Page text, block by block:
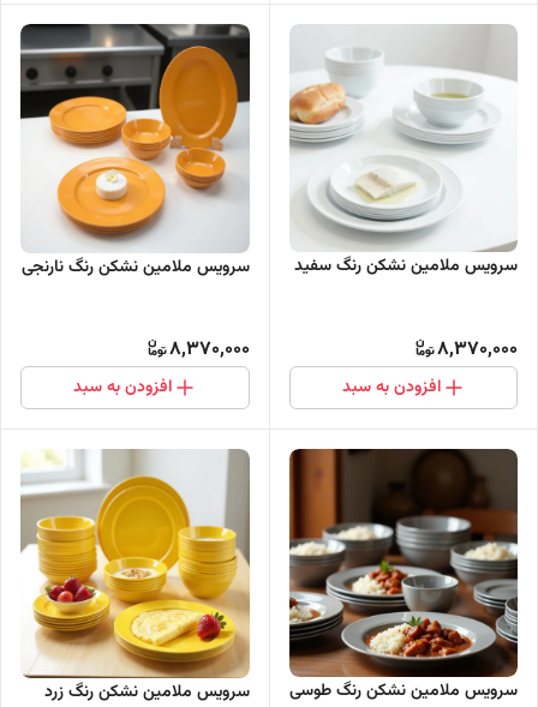
سرویس ملامین نشکن رنگ سفید
8,370,000
افزودن به سبد
سرویس ملامین نشکن رنگ نارنجی
8,370,000
افزودن به سبد
سرویس ملامین نشکن رنگ طوسی سرویس ملامین نشکن رنگ زرد